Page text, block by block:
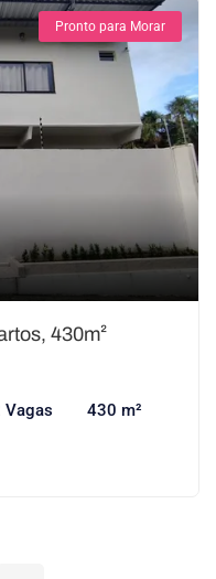
Pronto para Morar
430m²
Vagas 430 m²